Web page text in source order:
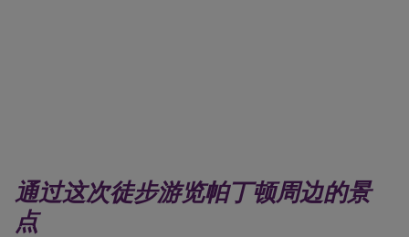
通过这次徒步游览帕丁顿周边的景
点